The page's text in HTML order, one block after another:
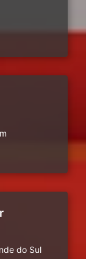
do Sul